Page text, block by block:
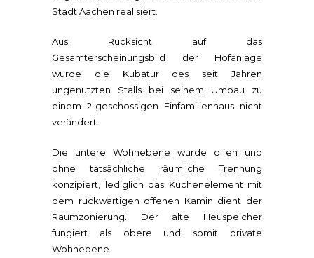
Stadt Aachen realisiert.
Aus Rücksicht auf das
Gesamterscheinungsbild der Hofanlage
wurde die Kubatur des seit Jahren
ungenutzten Stalls bei seinem Umbau zu
einem 2-geschossigen Einfamilienhaus nicht
verändert.
Die untere Wohnebene wurde offen und
ohne tatsächliche räumliche Trennung
konzipiert, lediglich das Küchenelement mit
dem rückwärtigen offenen Kamin dient der
Raumzonierung. Der alte Heuspeicher
fungiert als obere und somit private
Wohnebene.